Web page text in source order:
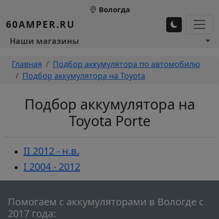
Перейти к основному содержанию
Вологда
60AMPER.RU
Основное меню 1
Наши магазины
Строка навигации
Главная
Подбор аккумулятора по автомобилю
Подбор аккумулятора на Toyota
Подбор аккумулятора на
Toyota Porte
II 2012 - н.в.
I 2004 - 2012
Помогаем c аккумуляторами в Вологде с
2017 года: